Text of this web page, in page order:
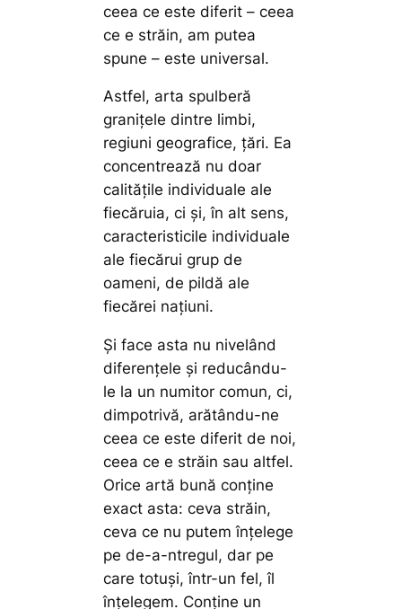
ceea ce este diferit – ceea
ce e străin, am putea
spune – este universal.
Astfel, arta spulberă
graniţele dintre limbi,
regiuni geografice, ţări. Ea
concentrează nu doar
calităţile individuale ale
fiecăruia, ci şi, în alt sens,
caracteristicile individuale
ale fiecărui grup de
oameni, de pildă ale
fiecărei naţiuni.
Şi face asta nu nivelând
diferenţele şi reducându-
le la un numitor comun, ci,
dimpotrivă, arătându-ne
ceea ce este diferit de noi,
ceea ce e străin sau altfel.
Orice artă bună conţine
exact asta: ceva străin,
ceva ce nu putem înţelege
pe de-a-ntregul, dar pe
care totuşi, într-un fel, îl
înţelegem. Conţine un